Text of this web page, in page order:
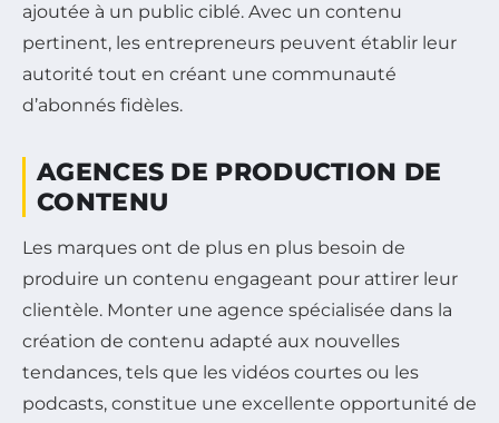
ajoutée à un public ciblé. Avec un contenu
pertinent, les entrepreneurs peuvent établir leur
autorité tout en créant une communauté
d’abonnés fidèles.
AGENCES DE PRODUCTION DE
CONTENU
Les marques ont de plus en plus besoin de
produire un contenu engageant pour attirer leur
clientèle. Monter une agence spécialisée dans la
création de contenu adapté aux nouvelles
tendances, tels que les vidéos courtes ou les
podcasts, constitue une excellente opportunité de